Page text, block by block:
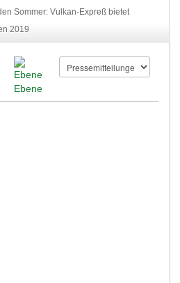
Sommer: Vulkan-Expreß bietet
2019
Ebene